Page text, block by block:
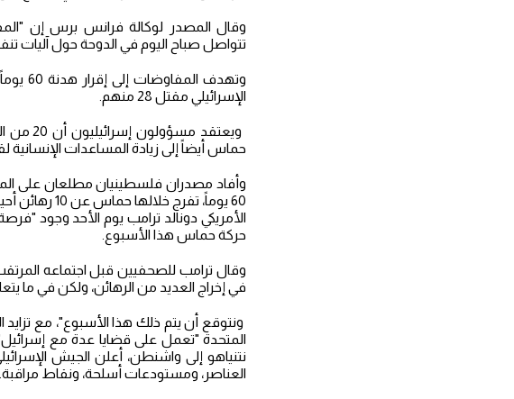
وقال المصدر لوكالة فرانس برس إن
تتواصل صباح اليوم في الدوحة حول آليات
الإسرائيلي مقتل 28 منهم.
حماس أيضاً إلى زيادة المساعدات
وأفاد مصدران فلسطينيان مطلعان على
60 يوماً،
الأمريكي دونالد ترامب يوم الأحد وجود
حركة حماس هذا الأسبوع.
وقال ترامب للصحفيين قبل اجتماعه
في إخراج العديد من الرهائن، ولكن في ما
ونتوقع أن يتم ذلك هذا الأسبوع"، مع
المتحدة "تعمل على قضايا عدة مع
نتنياهو إلى واشنطن، أعلن الجيش
العناصر، ومستودعات أسلحة، ونقاط مراقبة.